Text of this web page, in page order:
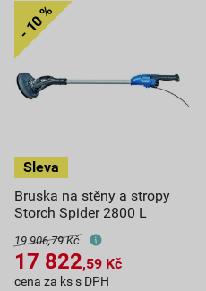
Bruska na stěny a stropy
Storch Spider 2800 L
19 906,79 Kč
17 822,59 Kč
cena za ks s DPH